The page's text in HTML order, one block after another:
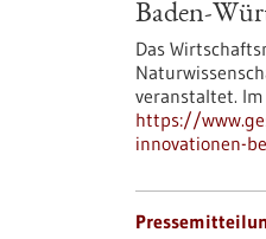
Baden-
Das
veranstaltet.
https://
innovationen-